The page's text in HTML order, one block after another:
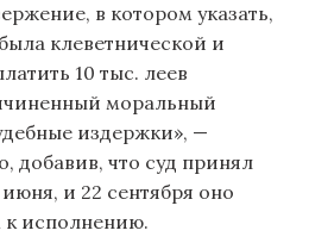
в котором указать,
клеветнической и
10 тыс. леев
моральный
издержки», —
добавив, что суд принял
и 22 сентября оно
к исполнению.